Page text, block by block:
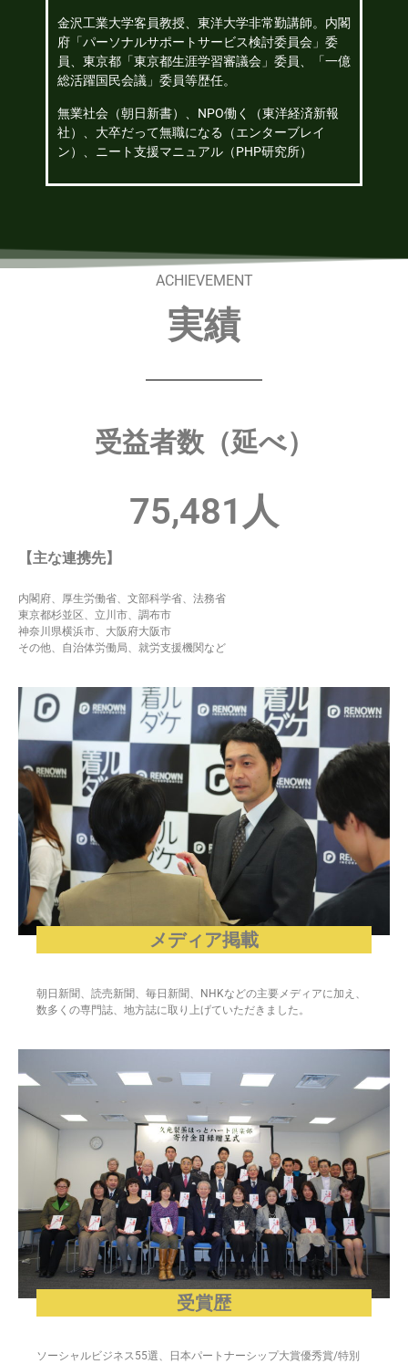
金沢工業大学客員教授、東洋大学非常勤講師。内閣
府「パーソナルサポートサービス検討委員会」委
員、東京都「東京都生涯学習審議会」委員、「一億
総活躍国民会議」委員等歴任。
無業社会（朝日新書）、NPO働く（東洋経済新報
社）、大卒だって無職になる（エンターブレイ
ン）、ニート支援マニュアル（PHP研究所）
ACHIEVEMENT
実績
受益者数（延べ）
75,481 人
【主な連携先】
内閣府、厚生労働省、文部科学省、法務省
東京都杉並区、立川市、調布市
神奈川県横浜市、大阪府大阪市
その他、自治体労働局、就労支援機関など
メディア掲載
朝日新聞、読売新聞、毎日新聞、NHKなどの主要メディアに加え、
数多くの専門誌、地方誌に取り上げていただきました。
受賞歴
ソーシャルビジネス55選、日本パートナーシップ大賞優秀賞/特別